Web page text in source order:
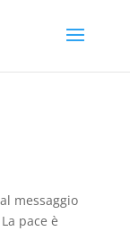
messaggio
pace è